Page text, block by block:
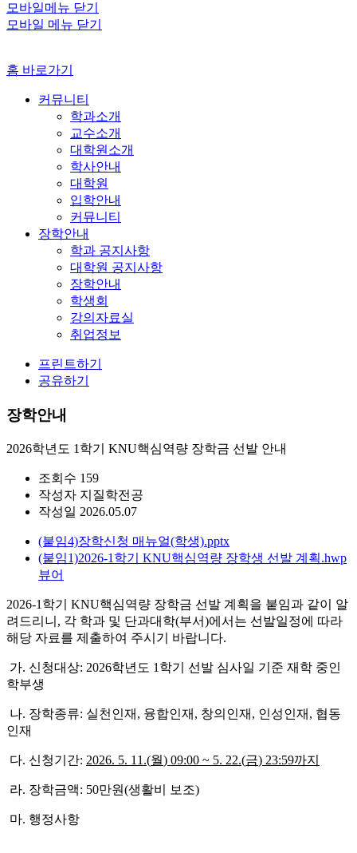
모바일메뉴 닫기
모바일 메뉴 닫기
홈 바로가기
커뮤니티
학과소개
교수소개
대학원소개
학사안내
대학원
입학안내
커뮤니티
장학안내
학과 공지사항
대학원 공지사항
장학안내
학생회
강의자료실
취업정보
프린트하기
공유하기
장학안내
2026학년도 1학기 KNU핵심역량 장학금 선발 안내
조회수 159
작성자 지질학전공
작성일 2026.05.07
(붙임4)장학신청 매뉴얼(학생).pptx
(붙임1)2026-1학기 KNU핵심역량 장학생 선발 계획.hwp
뷰어
2026-1학기 KNU핵심역량 장학금 선발 계획을 붙임과 같이 알
려드리니, 각 학과 및 단과대학(부서)에서는 선발일정에 따라
해당 자료를 제출하여 주시기 바랍니다.
가. 신청대상: 2026학년도 1학기 선발 심사일 기준 재학 중인
학부생
나. 장학종류: 실천인재, 융합인재, 창의인재, 인성인재, 협동
인재
다. 신청기간: 2026. 5. 11.(월) 09:00 ~ 5. 22.(금) 23:59까지
라. 장학금액: 50만원(생활비 보조)
마. 행정사항